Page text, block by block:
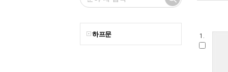
하프문 1.